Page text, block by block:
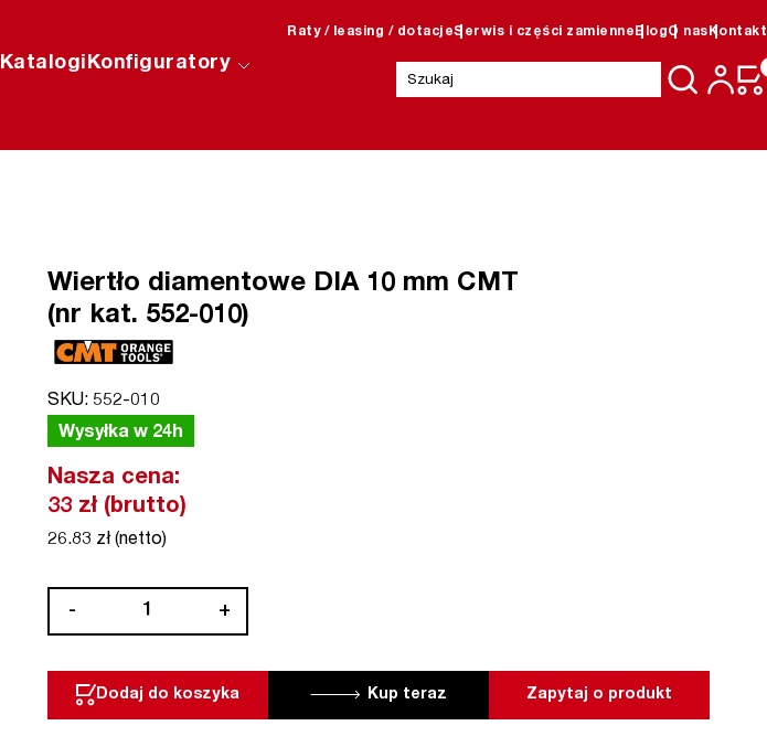
Raty / leasing / dotacjeSerwis i części zamienne BlogO nas Kontakt
KatalogiKonfiguratory
Szukaj:
Wiertło diamentowe DIA 10 mm CMT
(nr kat. 552-010)
SKU: 552-010
Wysyłka w 24h
Nasza cena:
33 zł (brutto)
26.83 zł (netto)
-
DIA
+
Dodaj do koszyka Zapytaj o produkt
Kup teraz